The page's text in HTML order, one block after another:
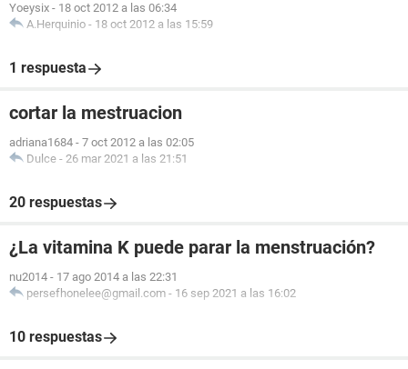
Yoeysix - 18 oct 2012 a las 06:34
A.Herquinio - 18 oct 2012 a las 15:59
1 respuesta
cortar la mestruacion
adriana1684 - 7 oct 2012 a las 02:05
Dulce - 26 mar 2021 a las 21:51
20 respuestas
¿La vitamina K puede parar la menstruación?
nu2014 - 17 ago 2014 a las 22:31
persefhonelee@gmail.com - 16 sep 2021 a las 16:02
10 respuestas